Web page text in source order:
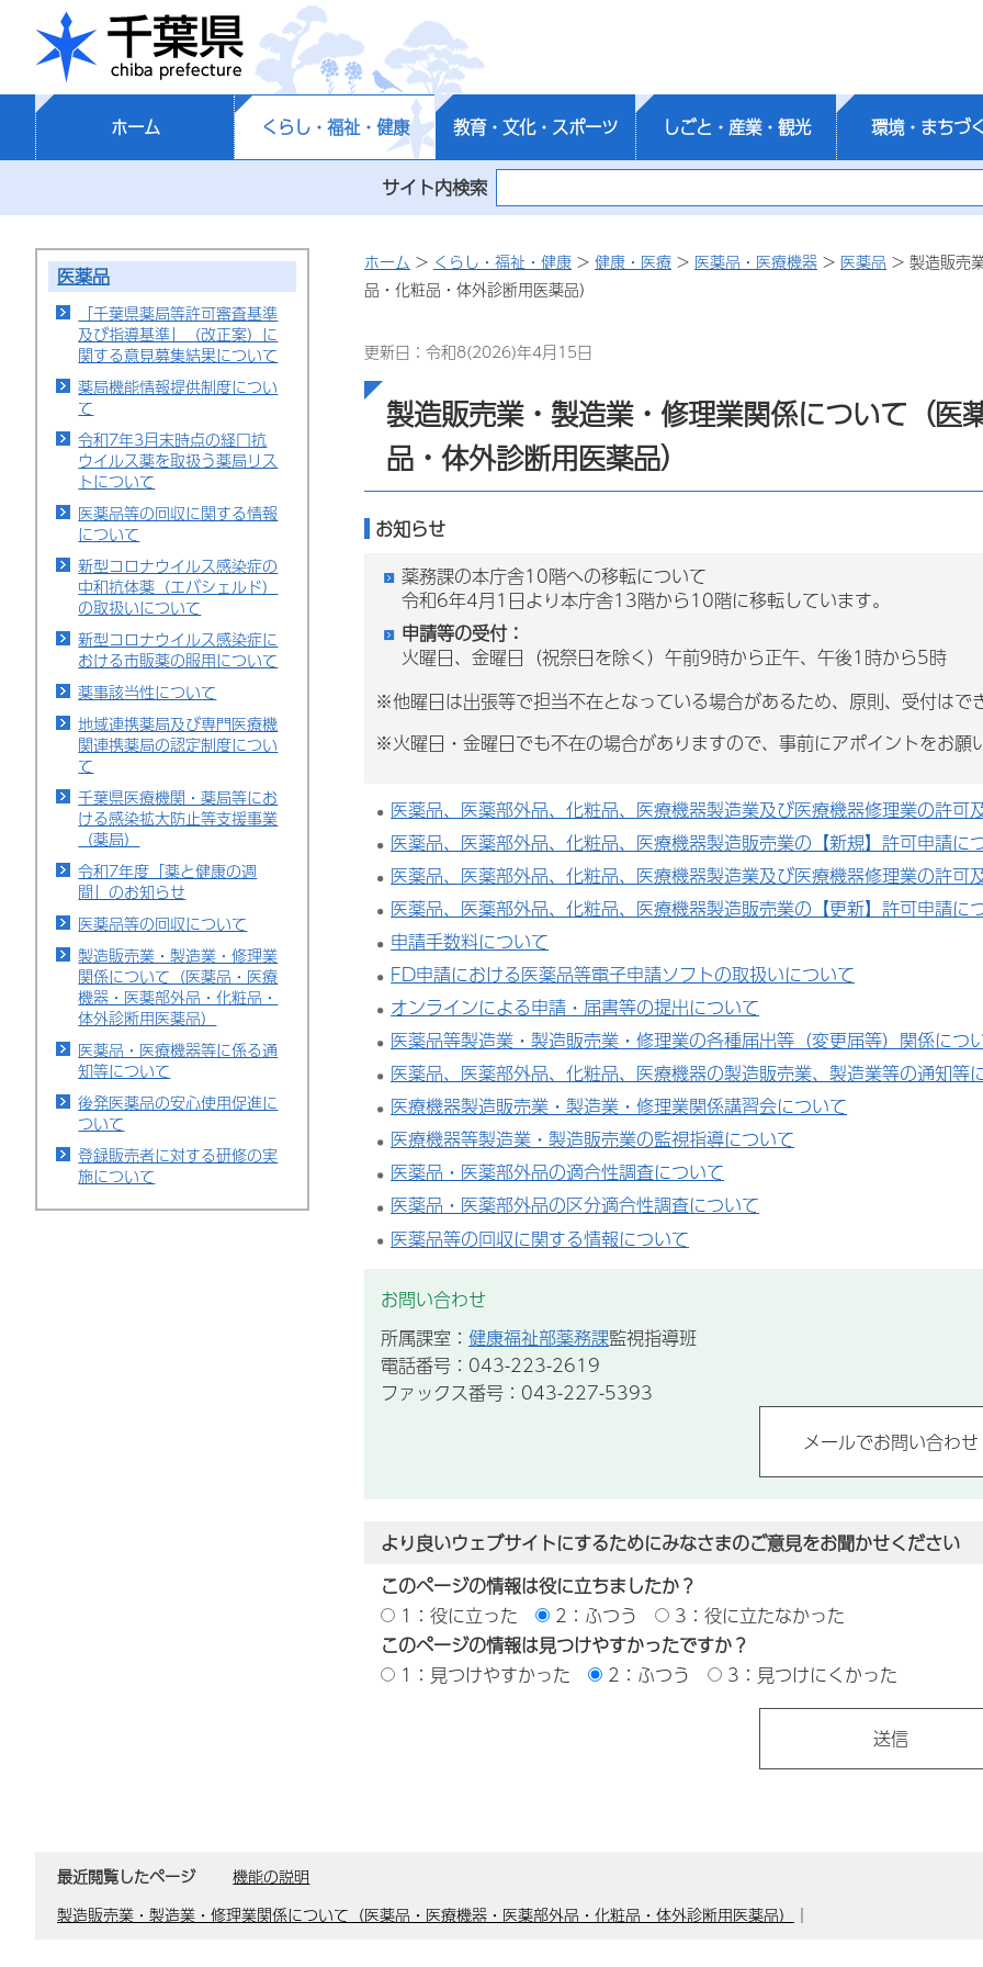
千葉県
ホーム くらし・福祉・健康 教育・文化・スポーツ しごと・産業・観光 環境・まちづ
サイト内検索
医薬品
「千葉県薬局等許可審査基準
及び指導基準」（改正案）に
関する意見募集結果について
薬局機能情報提供制度につい
て
令和7年3月末時点の経口抗
ウイルス薬を取扱う薬局リス
トについて
医薬品等の回収に関する情報
について
新型コロナウイルス感染症の
中和抗体薬（エバシェルド）
の取扱いについて
新型コロナウイルス感染症に
おける市販薬の服用について
薬事該当性について
地域連携薬局及び専門医療機
関連携薬局の認定制度につい
て
千葉県医療機関・薬局等にお
ける感染拡大防止等支援事業
（薬局）
令和7年度「薬と健康の週
間」のお知らせ
医薬品等の回収について
製造販売業・製造業・修理業
関係について（医薬品・医療
機器・医薬部外品・化粧品・
体外診断用医薬品）
医薬品・医療機器等に係る通
知等について
後発医薬品の安心使用促進に
ついて
登録販売者に対する研修の実
施について
ホーム > くらし・福祉・健康 > 健康・医療 > 医薬品・医療機器 > 医薬品 > 製造販売
品・化粧品・体外診断用医薬品）
更新日：令和8(2026)年4月15日
製造販売業・製造業・修理業関係について（医
品・体外診断用医薬品）
お知らせ
薬務課の本庁舎10階への移転について
令和6年4月1日より本庁舎13階から10階に移転しています。
申請等の受付：
火曜日、金曜日（祝祭日を除く）午前9時から正午、午後1時から5時
※他曜日は出張等で担当不在となっている場合があるため、原則、受付はで
※火曜日・金曜日でも不在の場合がありますので、事前にアポイントをお願
医薬品、医薬部外品、化粧品、医療機器製造業及び医療機器修理業の許可
医薬品、医薬部外品、化粧品、医療機器製造販売業の【新規】許可申請に
医薬品、医薬部外品、化粧品、医療機器製造業及び医療機器修理業の許可
医薬品、医薬部外品、化粧品、医療機器製造販売業の【更新】許可申請に
申請手数料について
FD申請における医薬品等電子申請ソフトの取扱いについて
オンラインによる申請・届書等の提出について
医薬品等製造業・製造販売業・修理業の各種届出等（変更届等）関係につ
医薬品、医薬部外品、化粧品、医療機器の製造販売業、製造業等の通知等
医療機器製造販売業・製造業・修理業関係講習会について
医療機器等製造業・製造販売業の監視指導について
医薬品・医薬部外品の適合性調査について
医薬品・医薬部外品の区分適合性調査について
医薬品等の回収に関する情報について
お問い合わせ
所属課室： 健康福祉部薬務課監視指導班
電話番号：043-223-2619
ファックス番号：043-227-5393
より良いウェブサイトにするためにみなさまのご意見をお聞かせください
このページの情報は役に立ちましたか？
1：役に立った
2：ふつう
3：役に立たなかった
このページの情報は見つけやすかったですか？
1：見つけやすかった
2：ふつう 3：見つけにくかった
最近閲覧したページ
機能の説明
製造販売業・製造業・修理業関係について（医薬品・医療機器・医薬部外品・化粧品・体外診断用医薬品）
｜